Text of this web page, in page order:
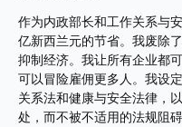
作为内政部长和工作关系与
亿新西兰元的节省。我废除
抑制经济。我让所有企业都
可以冒险雇佣更多人。我设
关系法和健康与安全法律，
处，而不被不适用的法规阻碍